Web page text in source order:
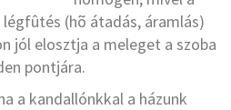
(hõ átadás, áramlás)
jól elosztja a meleget a szoba
pontjára.
a kandallónkkal a házunk